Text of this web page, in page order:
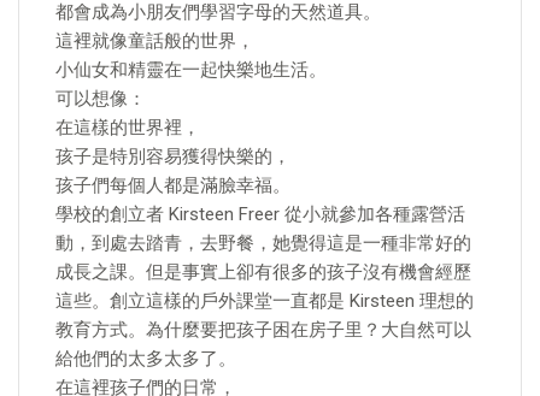
都會成為小朋友們學習字母的天然道具。
這裡就像童話般的世界，
小仙女和精靈在一起快樂地生活。
可以想像：
在這樣的世界裡，
孩子是特別容易獲得快樂的，
孩子們每個人都是滿臉幸福。
學校的創立者 Kirsteen Freer 從小就參加各種露營活
動，到處去踏青，去野餐，她覺得這是一種非常好的
成長之課。但是事實上卻有很多的孩子沒有機會經歷
這些。創立這樣的戶外課堂一直都是 Kirsteen 理想的
教育方式。為什麼要把孩子困在房子里？大自然可以
給他們的太多太多了。
在這裡孩子們的日常，